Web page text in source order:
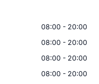
08:00 - 20:00
08:00 - 20:00
08:00 - 20:00
08:00 - 20:00